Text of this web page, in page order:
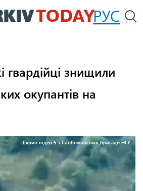
Перейти
до
РУС
гвардійці знищили
окупантів на
Скрин відео 5-ї Слобожанської бригади НГУ